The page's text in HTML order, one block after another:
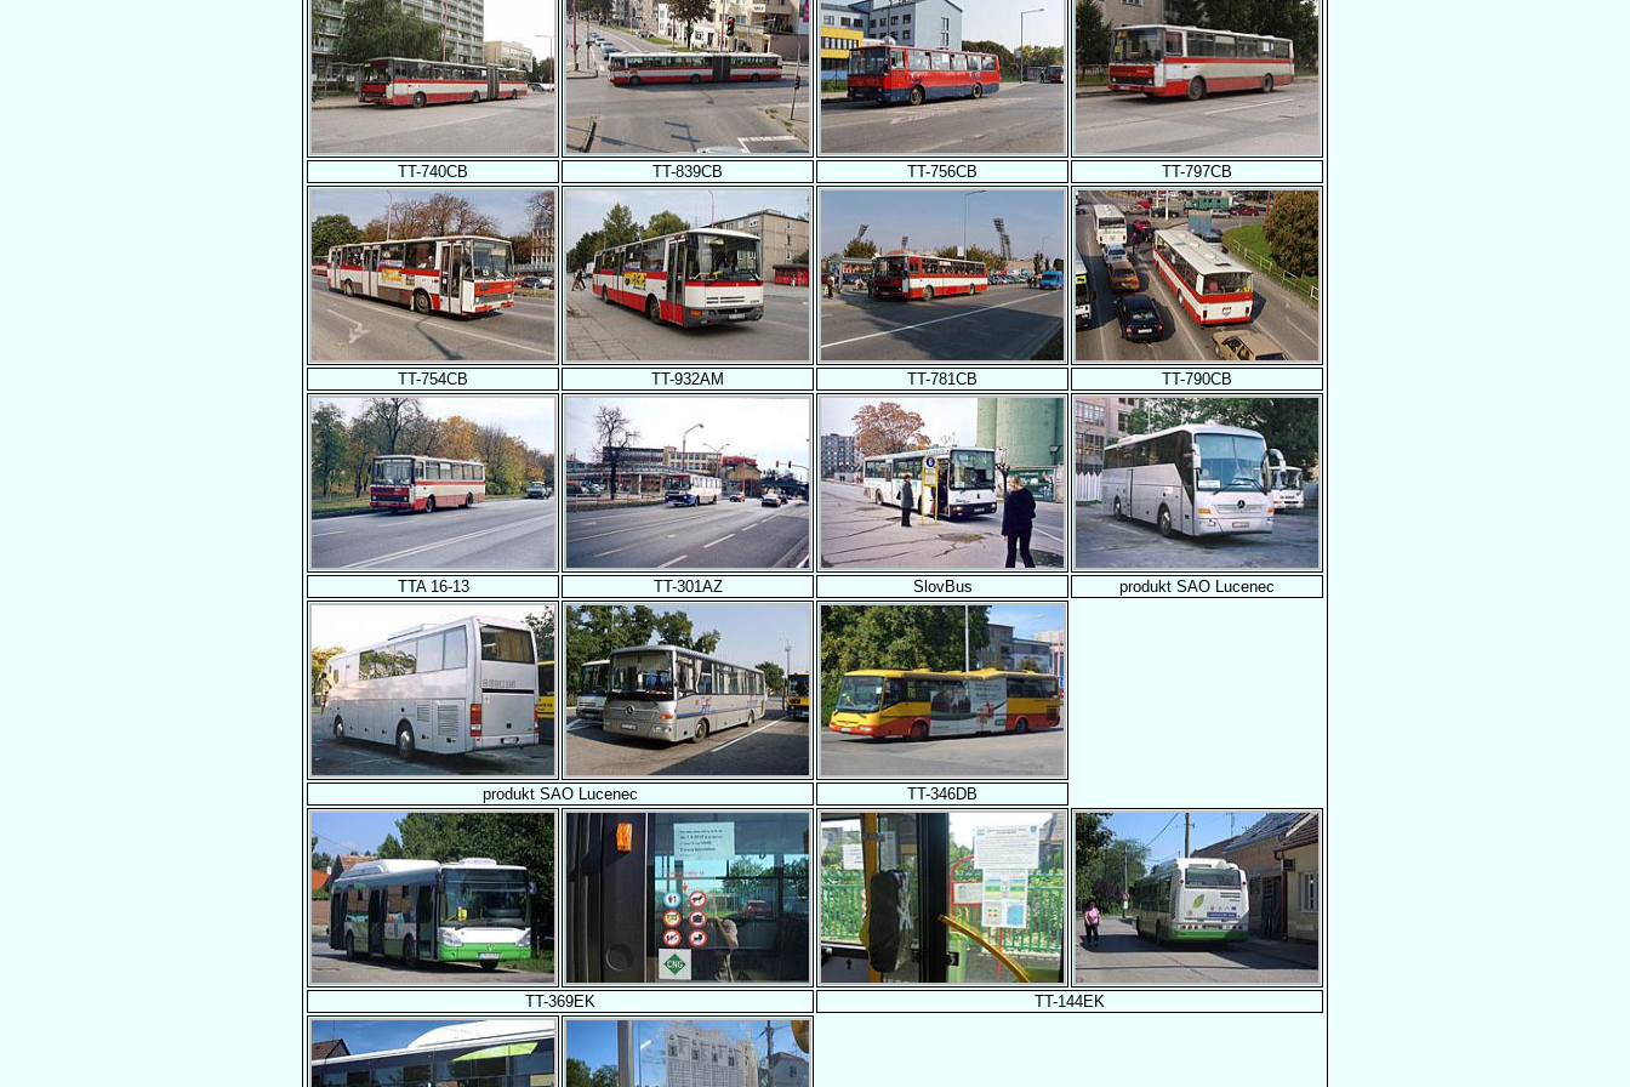
TT-740CB TT-839CB TT-756CB TT-797CB
TT-754CB TT-932AM TT-781CB TT-790CB
TTA 16-13 TT-301AZ SlovBus produkt SAO Lucenec
produkt SAO Lucenec TT-346DB
TT-369EK TT-144EK